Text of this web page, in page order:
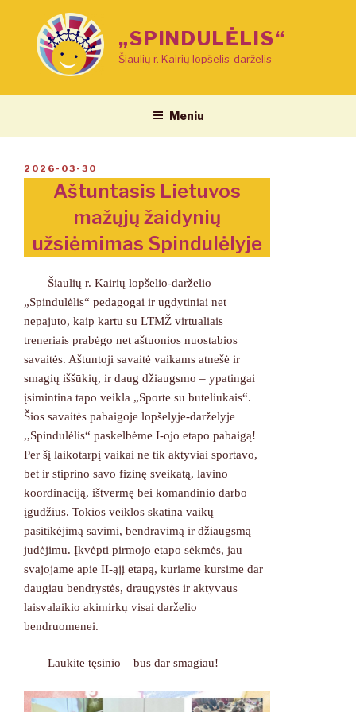
„SPINDULĖLIS“
Šiaulių r. Kairių lopšelis-darželis
Meniu
PASKELBTA
2026-03-30
Aštuntasis Lietuvos
mažųjų žaidynių
užsiėmimas Spindulėlyje
Šiaulių r. Kairių lopšelio-darželio
„Spindulėlis“ pedagogai ir ugdytiniai net
nepajuto, kaip kartu su LTMŽ virtualiais
treneriais prabėgo net aštuonios nuostabios
savaitės. Aštuntoji savaitė vaikams atnešė ir
smagių iššūkių, ir daug džiaugsmo – ypatingai
įsimintina tapo veikla „Sporte su buteliukais“.
Šios savaitės pabaigoje lopšelyje-darželyje
,,Spindulėlis“ paskelbėme I-ojo etapo pabaigą!
Per šį laikotarpį vaikai ne tik aktyviai sportavo,
bet ir stiprino savo fizinę sveikatą, lavino
koordinaciją, ištvermę bei komandinio darbo
įgūdžius. Tokios veiklos skatina vaikų
pasitikėjimą savimi, bendravimą ir džiaugsmą
judėjimu. Įkvėpti pirmojo etapo sėkmės, jau
svajojame apie II-ąjį etapą, kuriame kursime dar
daugiau bendrystės, draugystės ir aktyvaus
laisvalaikio akimirkų visai darželio
bendruomenei.
Laukite tęsinio – bus dar smagiau!